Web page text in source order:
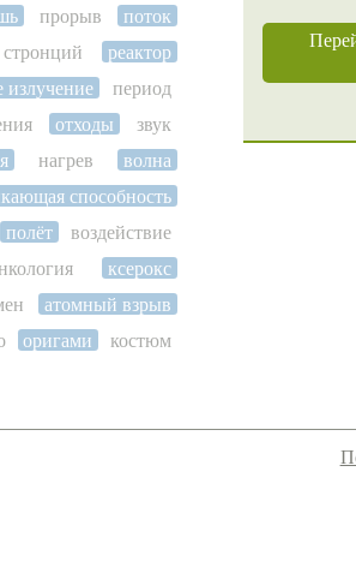
прорыв
поток
стронций
реактор
излучение
период
отходы
звук
нагрев
волна
способность
полёт
воздействие
ксерокс
атомный взрыв
оригами
костюм